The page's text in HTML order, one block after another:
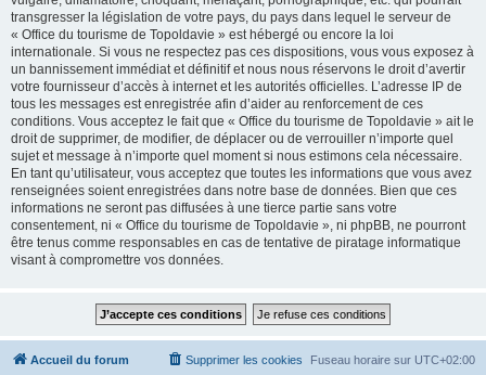
transgresser la législation de votre pays, du pays dans lequel le serveur de
« Office du tourisme de Topoldavie » est hébergé ou encore la loi
internationale. Si vous ne respectez pas ces dispositions, vous vous exposez à
un bannissement immédiat et définitif et nous nous réservons le droit d’avertir
votre fournisseur d’accès à internet et les autorités officielles. L’adresse IP de
tous les messages est enregistrée afin d’aider au renforcement de ces
conditions. Vous acceptez le fait que « Office du tourisme de Topoldavie » ait le
droit de supprimer, de modifier, de déplacer ou de verrouiller n’importe quel
sujet et message à n’importe quel moment si nous estimons cela nécessaire.
En tant qu’utilisateur, vous acceptez que toutes les informations que vous avez
renseignées soient enregistrées dans notre base de données. Bien que ces
informations ne seront pas diffusées à une tierce partie sans votre
consentement, ni « Office du tourisme de Topoldavie », ni phpBB, ne pourront
être tenus comme responsables en cas de tentative de piratage informatique
visant à compromettre vos données.
Accueil du forum Fuseau horaire sur UTC+02:00
Supprimer les cookies